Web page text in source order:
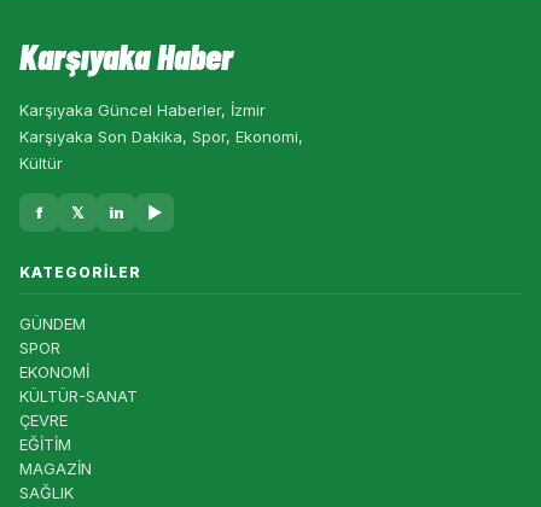
Karşıyaka Haber
Karşıyaka Güncel Haberler, İzmir
Karşıyaka Son Dakika, Spor, Ekonomi,
Kültür
f 𝕏 in ▶
KATEGORILER
GÜNDEM
SPOR
EKONOMİ
KÜLTÜR-SANAT
ÇEVRE
EĞİTİM
MAGAZİN
SAĞLIK